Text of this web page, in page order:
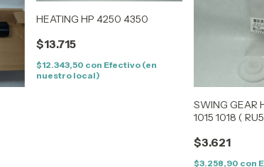
HEATING HP 4250 4350
$13.715
$12.343,50 con Efectivo (en
nuestro local)
SWING GEAR
1015 1018 (
$3.621
$3.258,90 con